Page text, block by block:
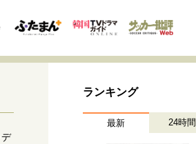
ランキング
最新 24時間